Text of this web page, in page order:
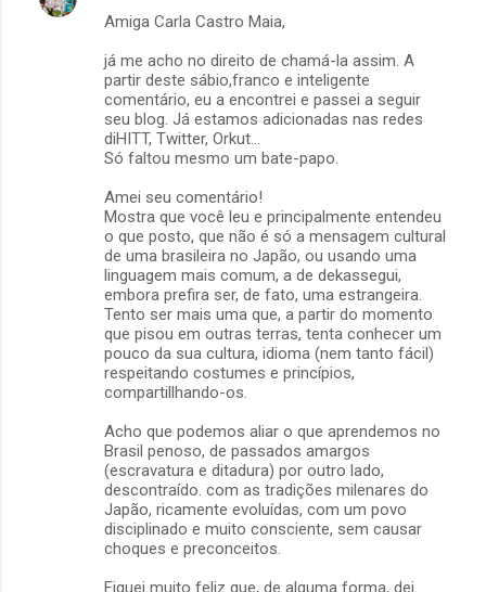
Amiga Carla Castro Maia,
já me acho no direito de chamá-la assim. A
partir deste sábio,franco e inteligente
comentário, eu a encontrei e passei a seguir
seu blog. Já estamos adicionadas nas redes
diHITT, Twitter, Orkut...
Só faltou mesmo um bate-papo.
Amei seu comentário!
Mostra que você leu e principalmente entendeu
o que posto, que não é só a mensagem cultural
de uma brasileira no Japão, ou usando uma
linguagem mais comum, a de dekassegui,
embora prefira ser, de fato, uma estrangeira.
Tento ser mais uma que, a partir do momento
que pisou em outras terras, tenta conhecer um
pouco da sua cultura, idioma (nem tanto fácil)
respeitando costumes e princípios,
compartillhando-os.
Acho que podemos aliar o que aprendemos no
Brasil penoso, de passados amargos
(escravatura e ditadura) por outro lado,
descontraído. com as tradições milenares do
Japão, ricamente evoluídas, com um povo
disciplinado e muito consciente, sem causar
choques e preconceitos.
Fiquei muito feliz que, de alguma forma, dei